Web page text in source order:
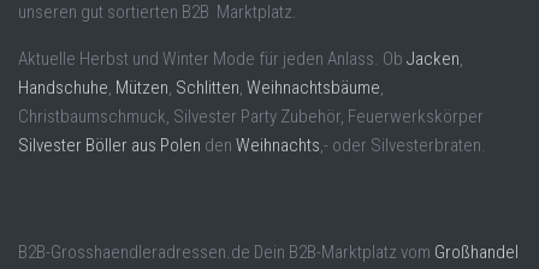
unseren gut sortierten B2B Marktplatz.
Aktuelle Herbst und Winter Mode für jeden Anlass. Ob Jacken,
Handschuhe, Mützen, Schlitten, Weihnachtsbäume,
Christbaumschmuck, Silvester Party Zubehör, Feuerwerkskörper
Silvester Böller aus Polen den Weihnachts,- oder Silvesterbraten.
B2B-Grosshaendleradressen.de Dein B2B-Marktplatz vom Großhandel